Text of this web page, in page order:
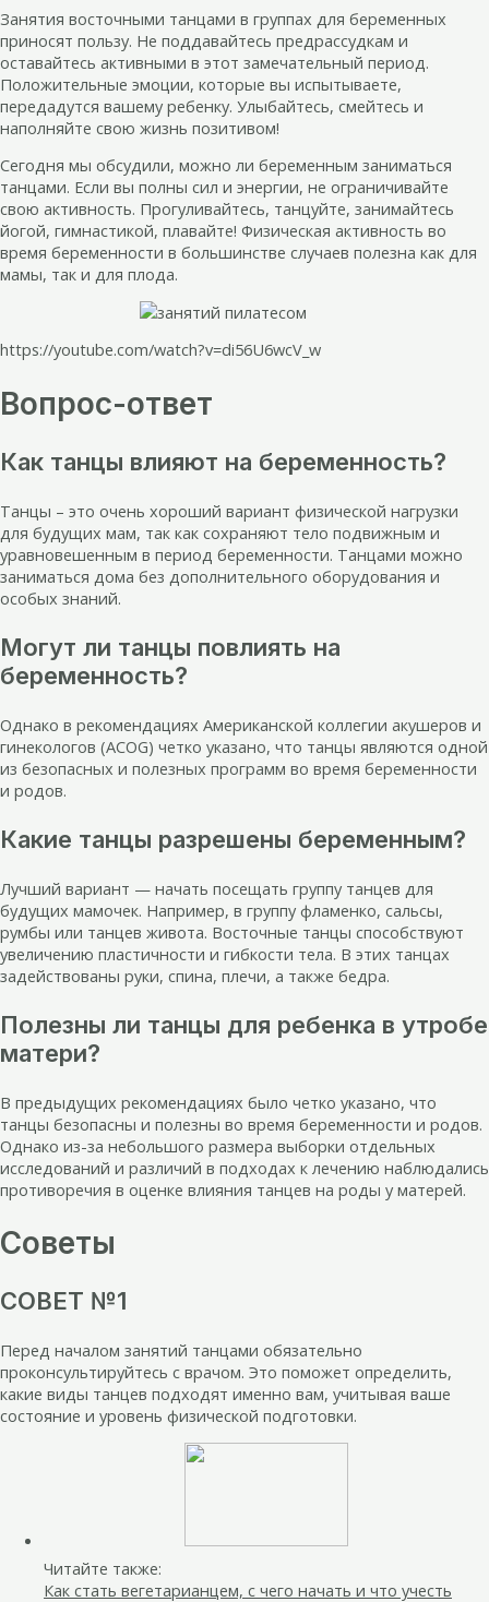
Занятия восточными танцами в группах для беременных
приносят пользу. Не поддавайтесь предрассудкам и
оставайтесь активными в этот замечательный период.
Положительные эмоции, которые вы испытываете,
передадутся вашему ребенку. Улыбайтесь, смейтесь и
наполняйте свою жизнь позитивом!
Сегодня мы обсудили, можно ли беременным заниматься
танцами. Если вы полны сил и энергии, не ограничивайте
свою активность. Прогуливайтесь, танцуйте, занимайтесь
йогой, гимнастикой, плавайте! Физическая активность во
время беременности в большинстве случаев полезна как для
мамы, так и для плода.
https://youtube.com/watch?v=di56U6wcV_w
Вопрос-ответ
Как танцы влияют на беременность?
Танцы – это очень хороший вариант физической нагрузки
для будущих мам, так как сохраняют тело подвижным и
уравновешенным в период беременности. Танцами можно
заниматься дома без дополнительного оборудования и
особых знаний.
Могут ли танцы повлиять на
беременность?
Однако в рекомендациях Американской коллегии акушеров и
гинекологов (ACOG) четко указано, что танцы являются одной
из безопасных и полезных программ во время беременности
и родов.
Какие танцы разрешены беременным?
Лучший вариант — начать посещать группу танцев для
будущих мамочек. Например, в группу фламенко, сальсы,
румбы или танцев живота. Восточные танцы способствуют
увеличению пластичности и гибкости тела. В этих танцах
задействованы руки, спина, плечи, а также бедра.
Полезны ли танцы для ребенка в утробе
матери?
В предыдущих рекомендациях было четко указано, что
танцы безопасны и полезны во время беременности и родов.
Однако из-за небольшого размера выборки отдельных
исследований и различий в подходах к лечению наблюдались
противоречия в оценке влияния танцев на роды у матерей.
Советы
СОВЕТ №1
Перед началом занятий танцами обязательно
проконсультируйтесь с врачом. Это поможет определить,
какие виды танцев подходят именно вам, учитывая ваше
состояние и уровень физической подготовки.
Читайте также:
Как стать вегетарианцем, с чего начать и что учесть